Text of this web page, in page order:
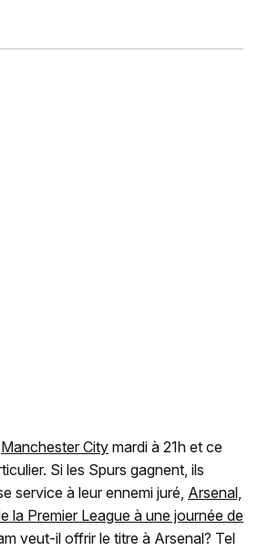
Manchester City mardi à 21h et ce
Si les Spurs gagnent, ils
service à leur ennemi juré, Arsenal,
la Premier League à une journée de
veut-il offrir le titre à Arsenal? Tel